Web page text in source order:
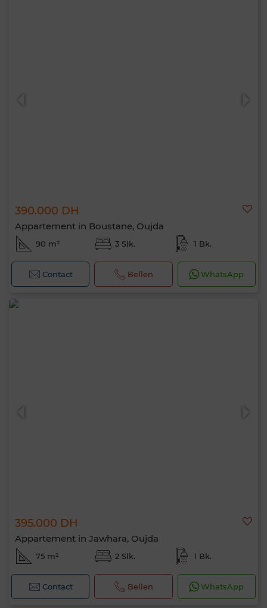
390.000 DH
Appartement in Boustane, Oujda
90 m² 3 Slk. 1 Bk.
Contact Bellen WhatsApp
395.000 DH
Appartement in Jawhara, Oujda
75 m² 2 Slk. 1 Bk.
Contact Bellen WhatsApp